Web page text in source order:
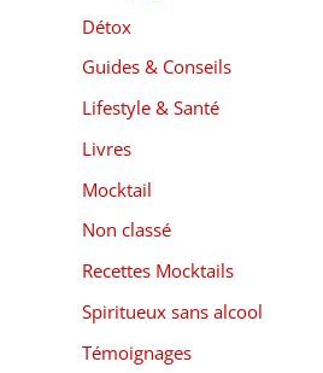
Détox
Guides & Conseils
Lifestyle & Santé
Livres
Mocktail
Non classé
Recettes Mocktails
Spiritueux sans alcool
Témoignages